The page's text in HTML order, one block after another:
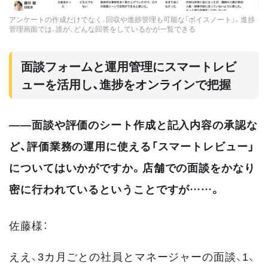
アンケートの作成だけでなく、回収や進捗管理も可能な「ボイスノート」。進捗
管理画面では、誰が、どんな回答をしているかが一覧できる
面談フォームと運用管理にスマートレビ
ューを活用し、進捗をオンラインで把握
――面談や評価のシート作成と記入内容の承認な
ど、評価業務の運用に使える「スマートレビュー」
についてはいかがですか。店舗での面談をかなり
密に行われているということですが……。
佐藤様：
ええ、3カ月ごとの社員とマネージャーの面談、1、